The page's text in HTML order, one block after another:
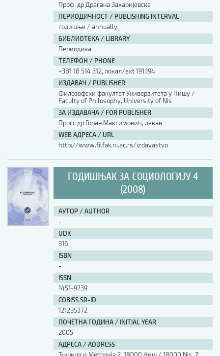
Проф. др Драгана Захаријевска
ПЕРИОДИЧНОСТ / PUBLISHING INTERVAL
годишње / annually
БИБЛИОТЕКА / LIBRARY
Периодика
ТЕЛЕФОН / PHONE
+381 18 514 312, локал/ext 191,194
ИЗДАВАЧ / PUBLISHER
Филозофски факултет Универзитета у Нишу /
Faculty of Philosophy, University of Nis
ЗА ИЗДАВАЧА / FOR PUBLISHER
Проф. др Горан Максимовић, декан
WEB АДРЕСА / URL
http://www.filfak.ni.ac.rs/izdavastvo
ГОДИШЊАК ЗА СОЦИОЛОГИЈУ 4
(2008)
АУТОР / AUTHOR
-
UDK
316
ISBN
-
ISSN
1451-9739
COBISS.SR-ID
121295372
ПОЧЕТНА ГОДИНА / INITIAL YEAR
2005
АДРЕСА / ADDRESS